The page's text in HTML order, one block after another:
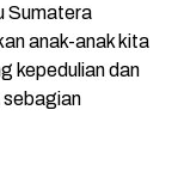
Sumatera
anak-anak kita
kepedulian dan
sebagian